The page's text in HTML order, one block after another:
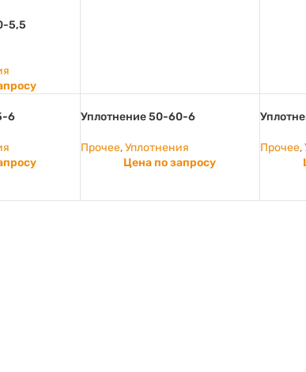
5,5
6 Уплотнение 50-60-6
Прочее,Уплотнения
Цена по запросу
Прочее,